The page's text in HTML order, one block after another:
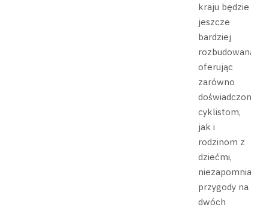
kraju będzie
jeszcze
bardziej
rozbudowana,
oferując
zarówno
doświadczonym
cyklistom,
jak i
rodzinom z
dziećmi,
niezapomniane
przygody na
dwóch